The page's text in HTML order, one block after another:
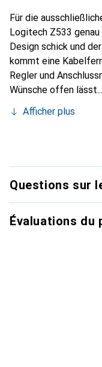
Für die
Logitech Z533
Design schick und
kommt eine
Regler und
Wünsche offen lässt...
Afficher plus
Questions sur
Évaluations du